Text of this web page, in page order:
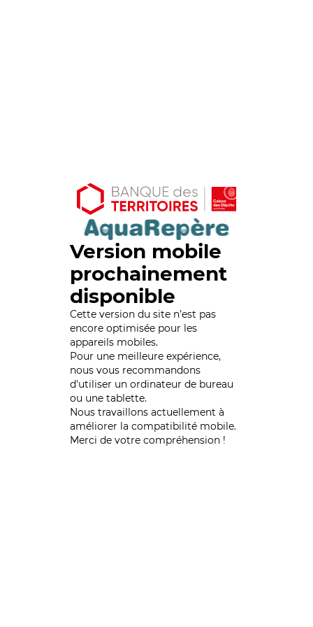
Version mobile
prochainement
disponible
Cette version du site n’est pas
encore optimisée pour les
appareils mobiles.
Pour une meilleure expérience,
nous vous recommandons
d'utiliser un ordinateur de bureau
ou une tablette.
Nous travaillons actuellement à
améliorer la compatibilité mobile.
Merci de votre compréhension !